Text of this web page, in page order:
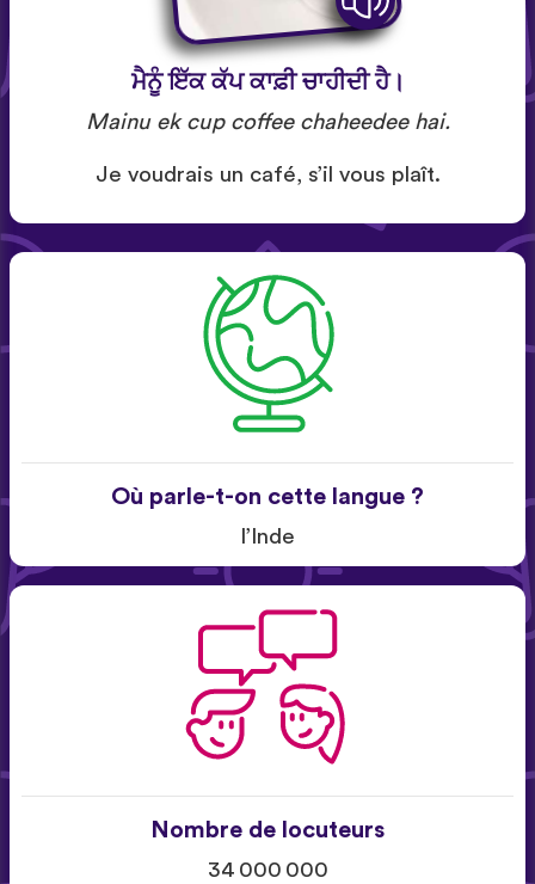
ਮੈਨੂੰ ਇੱਕ ਕੱਪ ਕਾਫ਼ੀ ਚਾਹੀਦੀ ਹੈ।
Mainu ek cup coffee chaheedee hai.
Je voudrais un café, s’il vous plaît.
Où parle-t-on cette langue ?
l’Inde
Nombre de locuteurs
34 000 000